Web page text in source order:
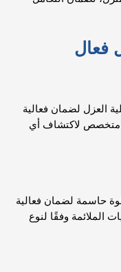
فعال
العزل لضمان فعالية
متخصص لاكتشاف أي
حاسمة لضمان فعالية
الملائمة وفقًا لنوع